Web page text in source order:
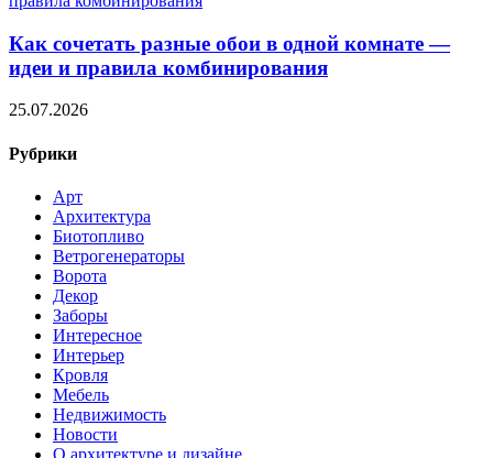
Как сочетать разные обои в одной комнате —
идеи и правила комбинирования
25.07.2026
Рубрики
Арт
Архитектура
Биотопливо
Ветрогенераторы
Ворота
Декор
Заборы
Интересное
Интерьер
Кровля
Мебель
Недвижимость
Новости
О архитектуре и дизайне